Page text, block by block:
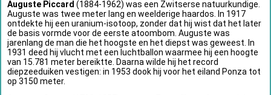
Auguste Piccard (1884-1962) was een Zwitserse natuurkundige.
Auguste was twee meter lang en weelderige haardos. In 1917
ontdekte hij een uranium-isotoop, zonder dat hij wist dat het later
de basis vormde voor de eerste atoombom. Auguste was
jarenlang de man die het hoogste en het diepst was geweest. In
1931 deed hij vlucht met een luchtballon waarmee hij een hoogte
van 15.781 meter bereiktte. Daarna wilde hij het record
diepzeeduiken vestigen: in 1953 dook hij voor het eiland Ponza tot
op 3150 meter.